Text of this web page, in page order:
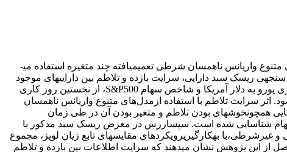
با توجه به اهمیت مدل‌سازی دقیق تلاطم در محاسبه­ی ارزش در معرض ریسک سبد دارایی­ها، برای پیش­بینی تلاطم سبد دارایی­ها از مدل‌های متنوع واریانس ناهمسان شرطی تعمیم­یافته چند متغیره استفاده می­
ریسک سبد دارایی، سرایت بازده و تلاطم بین دارایی­های موجود
یورو به دلار آمریکا و شاخص سهام S&P500، از نخستین روز کاری
اثر سرایت تلاطم با استفاده ازمدل‌های متنوع واریانس ناهمسان
همچونخوشه­ای بودن تلاطم و متغیر بودن آن در طی زمان
سهام شناسایی شده است. سپسارزش در معرض ریسک سبد مذکور با
شرطی و غیرشرطی،با به­کارگیریرویکردهای مقایسه­ای تابع زیان لوپز، مجموع
از این پژوهش نشان می­دهند که سرایت اطلاعات بین بازده و تلاطم